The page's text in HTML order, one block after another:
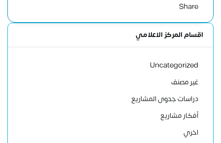
Share
اقسام المركز الاعلامي
Uncategorized
غير مصنف
دراسات جدوى المشاريع
أفكار مشاريع
اخري